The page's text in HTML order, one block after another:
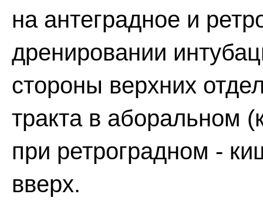
на антеградное и
дренировании
стороны верхних
тракта в аборальном
при ретроградном -
вверх.